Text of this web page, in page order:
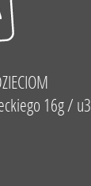
16g / u3